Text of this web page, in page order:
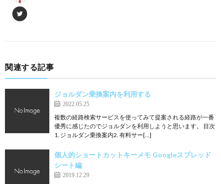
関連する記事
ジョルダン乗換案内を利用する
2022.05.25
複数の経路検索サービスを使ってみて提案される経路が一番
優秀に感じたのでジョルダンを利用しようと思います。 目次
1. ジョルダン乗換案内2. 有料サー[…]
個人的ショートカットキーメモ Googleスプレッド
シート編
2019.12.29